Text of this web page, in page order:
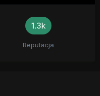
1.3k
Reputacja